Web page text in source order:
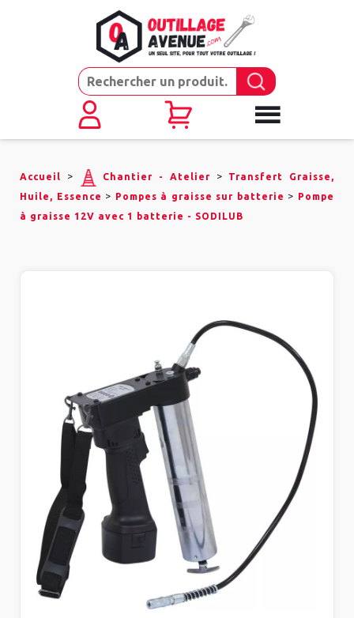
Accueil > Chantier - Atelier >
Transfert Graisse,
Huile, Essence > Pompes à graisse sur batterie > Pompe
à graisse 12V avec 1 batterie - SODILUB